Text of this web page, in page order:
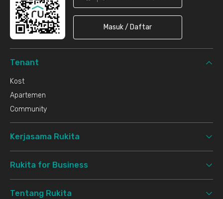
Masuk / Daftar
Tenant
Kost
Apartemen
Community
Kerjasama Rukita
Rukita for Business
Tentang Rukita